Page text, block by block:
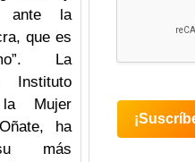
ante la
que es
La
Instituto
Mujer
ha
más